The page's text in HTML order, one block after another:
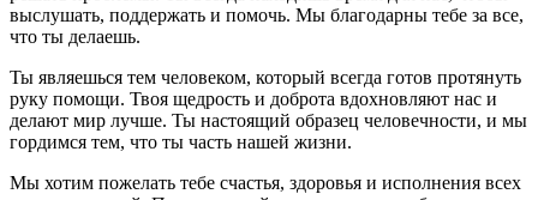
выслушать, поддержать и помочь. Мы благодарны тебе за все,
что ты делаешь.
Ты являешься тем человеком, который всегда готов протянуть
руку помощи. Твоя щедрость и доброта вдохновляют нас и
делают мир лучше. Ты настоящий образец человечности, и мы
гордимся тем, что ты часть нашей жизни.
Мы хотим пожелать тебе счастья, здоровья и исполнения всех